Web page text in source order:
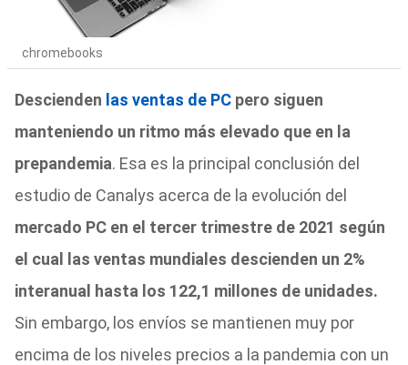
chromebooks
Descienden las ventas de PCpero siguen
manteniendo un ritmo más elevado que en la
prepandemia. Esa es la principal conclusión del
estudio de Canalys acerca de la evolución del
mercado PC en el tercer trimestre de 2021 según
el cual las ventas mundiales descienden un 2%
interanual hasta los 122,1 millones de unidades.
Sin embargo, los envíos se mantienen muy por
encima de los niveles precios a la pandemia con un